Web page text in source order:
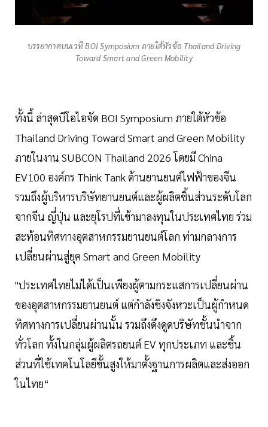
บรรยากาศบนเวที BOI Symposium ภายใต้หัวข้อ Thailand Driving
Toward Smart and Green Mobility
ทั้งนี้ ล่าสุดบีโอไอจัด BOI Symposium ภายใต้หัวข้อ
Thailand Driving Toward Smart and Green Mobility
ภายในงาน SUBCON Thailand 2026 โดยมี China
EV100 องค์กร Think Tank ด้านยานยนต์ไฟฟ้าของจีน
รวมถึงผู้บริหารบริษัทยานยนต์และผู้ผลิตชิ้นส่วนระดับโลก
จากจีน ญี่ปุ่น และยุโรปที่เข้ามาลงทุนในประเทศไทย ร่วม
สะท้อนทิศทางอุตสาหกรรมยานยนต์โลก ท่ามกลางการ
เปลี่ยนผ่านสู่ยุค Smart and Green Mobility
"ประเทศไทยไม่ได้เป็นเพียงผู้ตามกระแสการเปลี่ยนผ่าน
ของอุตสาหกรรมยานยนต์ แต่กำลังชิงจังหวะเป็นผู้กำหนด
ทิศทางการเปลี่ยนผ่านนั้น รวมถึงดึงดูดบริษัทชั้นนำจาก
ทั่วโลก ทั้งในกลุ่มผู้ผลิตรถยนต์ EV ทุกประเภท และชิ้น
ส่วนที่ใช้เทคโนโลยีขั้นสูงให้มาตั้งฐานการผลิตและส่งออก
ในไทย“